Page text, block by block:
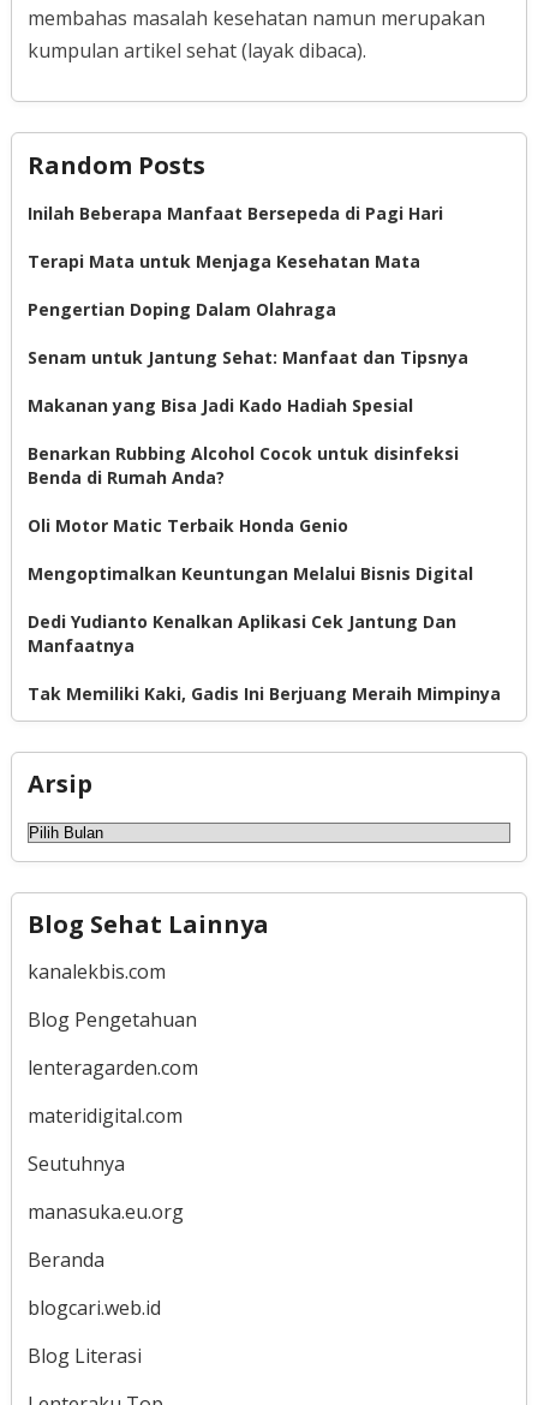
membahas masalah kesehatan namun merupakan
kumpulan artikel sehat (layak dibaca).
Random Posts
Inilah Beberapa Manfaat Bersepeda di Pagi Hari
Terapi Mata untuk Menjaga Kesehatan Mata
Pengertian Doping Dalam Olahraga
Senam untuk Jantung Sehat: Manfaat dan Tipsnya
Makanan yang Bisa Jadi Kado Hadiah Spesial
Benarkan Rubbing Alcohol Cocok untuk disinfeksi
Benda di Rumah Anda?
Oli Motor Matic Terbaik Honda Genio
Mengoptimalkan Keuntungan Melalui Bisnis Digital
Dedi Yudianto Kenalkan Aplikasi Cek Jantung Dan
Manfaatnya
Tak Memiliki Kaki, Gadis Ini Berjuang Meraih Mimpinya
Arsip
Arsip
Blog Sehat Lainnya
kanalekbis.com
Blog Pengetahuan
lenteragarden.com
materidigital.com
Seutuhnya
manasuka.eu.org
Beranda
blogcari.web.id
Blog Literasi